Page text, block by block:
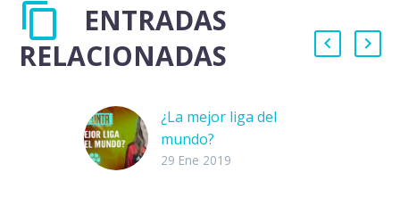
ENTRADAS
RELACIONADAS
¿La mejor liga del
mundo?
¡Atención! La tía
29 Ene 2019